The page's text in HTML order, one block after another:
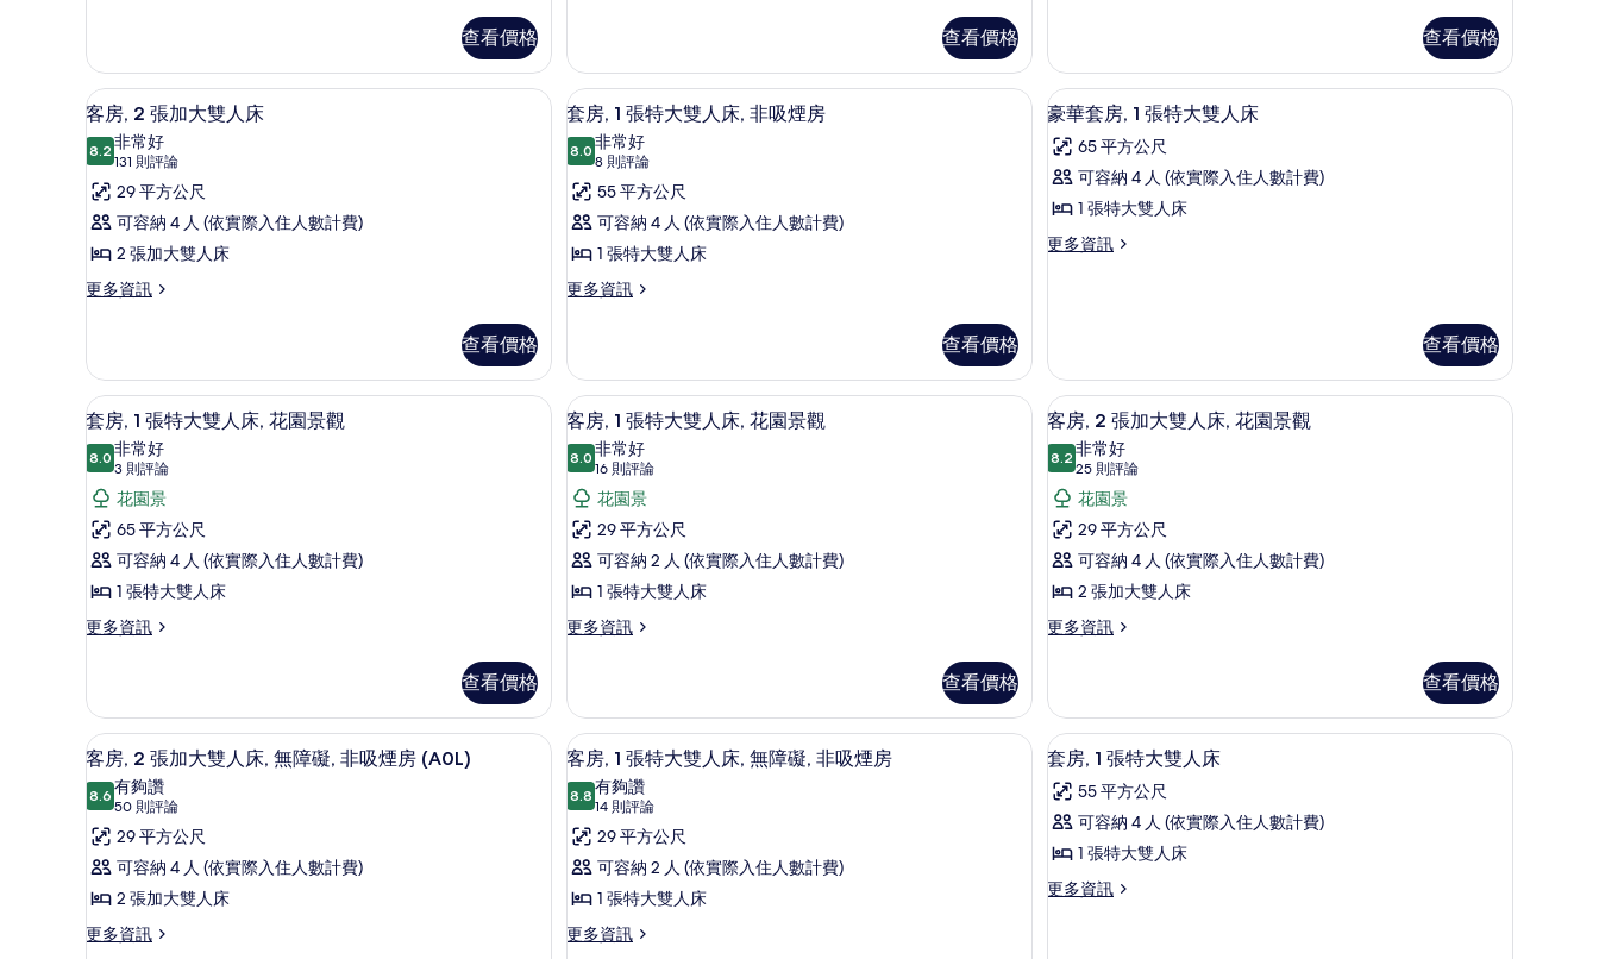
相
片
床,
無
障
礙
(Roll-
in
Shower)
的
所
相
片
張
加
大
雙
人
床,
無
障
礙
(Roll-
Shower)
查看價格
床
的
所
有
相
片
1
張
特
雙
床
的
情
查看價格
床,
無
障
礙,
浴
缸
的
片
張
特
大
雙
人
床,
無
障
浴
查看價格
顯
示
客
房,
2
張
加
人
床
的
所
有
相
片
高級寢具、羽絨被、舒適加層、客房內保險箱
7
客房, 2 張加大雙人床
8.28.2 分，滿分 10 分
非常好
131 則評論
(131
則
評
論)
29 平方公尺
可容納 4 人 (依實際入住人數計費)
2 張加大雙人床
更多資訊
更
2
張
加
雙
床
的
詳
情
查看價格
顯
示
套
房,
1
張
特
人
床,
非
吸
煙
房
的
所
有
套房, 1 張特大雙人床, 非吸煙房 | 高級寢具、羽絨被、舒適加層、客房內保險箱
7
套房, 1 張特大雙人床, 非吸煙房
8.08.0 分，滿分 10 分
非常好
8 則評論
(8
則
評
論)
55 平方公尺
可容納 4 人 (依實際入住人數計費)
1 張特大雙人床
更多資訊
更
1
張
特
雙
床,
非
吸
煙
房
詳
查看價格
顯
示
豪
華
房,
大
雙
人
床
的
所
有
相
片
高級寢具、羽絨被、舒適加層、客房內保險箱
7
豪華套房, 1 張特大雙人床
65 平方公尺
可容納 4 人 (依實際入住人數計費)
1 張特大雙人床
更多資訊
更
1
張
特
大
雙
人
床
的
詳
情
查看價格
顯
示
套
房,
1
張
特
大
床,
花
園
景
觀
的
所
有
套房, 1 張特大雙人床, 花園景觀 | 高級寢具、羽絨被、舒適加層、客房內保險箱
9
套房, 1 張特大雙人床, 花園景觀
8.08.0 分，滿分 10 分
非常好
3 則評論
(3
則
評
論)
花園景
65 平方公尺
可容納 4 人 (依實際入住人數計費)
1 張特大雙人床
更多資訊
更
1
張
特
雙
床,
花
景
觀
的
查看價格
顯
示
客
房,
1
張
特
大
床,
花
園
景
觀
的
所
有
高級寢具、羽絨被、舒適加層、客房內保險箱
5
客房, 1 張特大雙人床, 花園景觀
8.08.0 分，滿分 10 分
非常好
16 則評論
(16
則
評
論)
花園景
29 平方公尺
可容納 2 人 (依實際入住人數計費)
1 張特大雙人床
更多資訊
更
1
張
特
雙
床,
花
景
觀
的
查看價格
顯
示
客
房,
2
張
加
大
床,
花
園
景
觀
的
所
高級寢具、羽絨被、舒適加層、客房內保險箱
5
客房, 2 張加大雙人床, 花園景觀
8.28.2 分，滿分 10 分
非常好
25 則評論
(25
則
評
論)
花園景
29 平方公尺
可容納 4 人 (依實際入住人數計費)
2 張加大雙人床
更多資訊
更
2
張
加
雙
人
花
園
景
查看價格
顯
示
客
房,
2
張
加
高級寢具、羽絨被、舒適加層、客房內保險箱
7
客房, 2 張加大雙人床, 無障礙, 非吸煙房 (A0L)
8.68.6 分，滿分 10 分
有夠讚
50 則評論
(50
則
評
論)
29 平方公尺
可容納 4 人 (依實際入住人數計費)
2 張加大雙人床
更多資訊
更
顯
示
客
房,
1
張
特
高級寢具、羽絨被、舒適加層、客房內保險箱
5
客房, 1 張特大雙人床, 無障礙, 非吸煙房
8.88.8 分，滿分 10 分
有夠讚
14 則評論
(14
則
評
論)
29 平方公尺
可容納 2 人 (依實際入住人數計費)
1 張特大雙人床
更多資訊
更
顯
示
套
房,
1
張
套房, 1 張特大雙人床 | 高級寢具、羽絨被、舒
7
套房, 1 張特大雙人床
55 平方公尺
可容納 4 人 (依實際入住人數計費)
1 張特大雙人床
更多資訊
更